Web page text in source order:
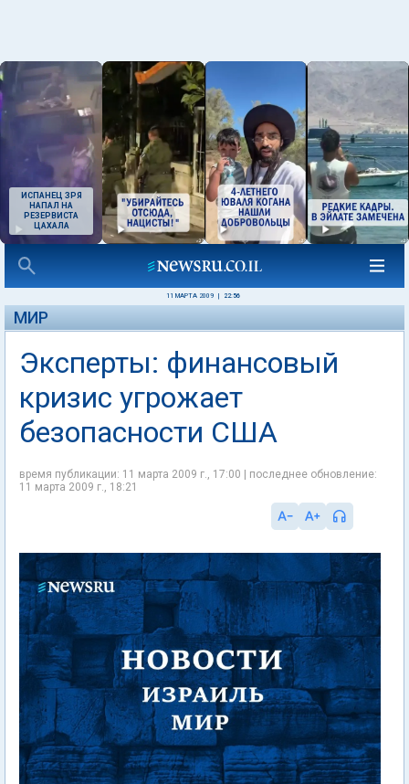
ИСПАНЕЦ ЗРЯ
НАПАЛ НА
РЕЗЕРВИСТА
ЦАХАЛА
11 МАРТА 2009 22:56
МИР
Эксперты: финансовый
кризис угрожает
безопасности США
время публикации: 11 марта 2009 г., 17:00 | последнее обновление:
11 марта 2009 г., 18:21